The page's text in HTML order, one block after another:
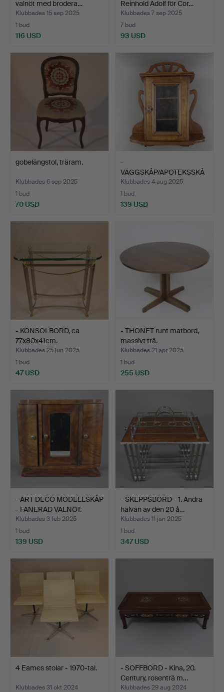
valnöt med brodera…
Klubbades 15 sep 2025
1 bud
116 USD
Reinhold Adolf för Cor…
Klubbades 7 sep 2025
7 bud
93 USD
gobelängstol, träram.
Klubbades 6 sep 2025
1 bud
70 USD
-
VÄGGSKÅP/APOTEKSSKÅ
P, omkring 1900, Art …
Klubbades 4 aug 2025
1 bud
139 USD
- KONSOLBORD, ca
77x80x41cm.
Klubbades 25 jun 2025
1 bud
47 USD
- THONET runt matbord,
massivt trä.
Klubbades 21 apr 2025
1 bud
255 USD
- ART DECO MODELLSKÅP
- FANERAD VALNÖT.
Klubbades 3 feb 2025
1 bud
139 USD
- SKEPPSBORD - 1. Andra
halvan av den 20 å…
Klubbades 11 jan 2025
1 bud
347 USD
4 Eames stolar - 1970-tal.
Klubbades 31 okt 2024
- SOFFBORD - Kina, 20.
Century, rosenträ m…
Klubbades 29 aug 2024